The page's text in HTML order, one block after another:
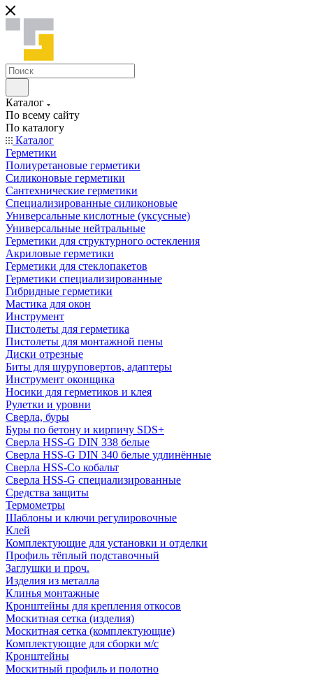
Каталог
По всему сайту
По каталогу
Каталог
Герметики
Полиуретановые герметики
Силиконовые герметики
Сантехнические герметики
Специализированные силиконовые
Универсальные кислотные (уксусные)
Универсальные нейтральные
Герметики для структурного остекления
Акриловые герметики
Герметики для стеклопакетов
Герметики специализированные
Гибридные герметики
Мастика для окон
Инструмент
Пистолеты для герметика
Пистолеты для монтажной пены
Диски отрезные
Биты для шуруповертов, адаптеры
Инструмент оконщика
Носики для герметиков и клея
Рулетки и уровни
Сверла, буры
Буры по бетону и кирпичу SDS+
Сверла HSS-G DIN 338 белые
Сверла HSS-G DIN 340 белые удлинённые
Сверла HSS-Co кобальт
Сверла HSS-G специализированные
Средства защиты
Термометры
Шаблоны и ключи регулировочные
Клей
Комплектующие для установки и отделки
Профиль тёплый подставочный
Заглушки и проч.
Изделия из металла
Клинья монтажные
Кронштейны для крепления откосов
Москитная сетка (изделия)
Москитная сетка (комплектующие)
Комплектующие для сборки м/с
Кронштейны
Москитный профиль и полотно